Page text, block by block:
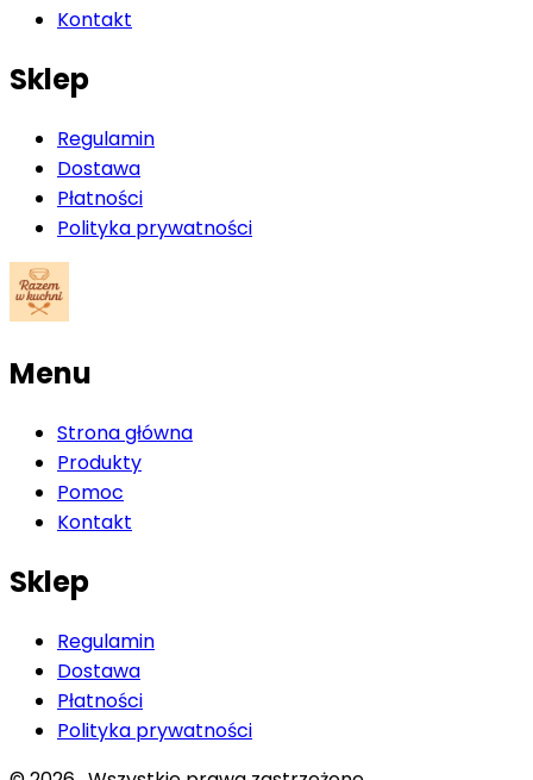
Kontakt
Sklep
Regulamin
Dostawa
Płatności
Polityka prywatności
Menu
Strona główna
Produkty
Pomoc
Kontakt
Sklep
Regulamin
Dostawa
Płatności
Polityka prywatności